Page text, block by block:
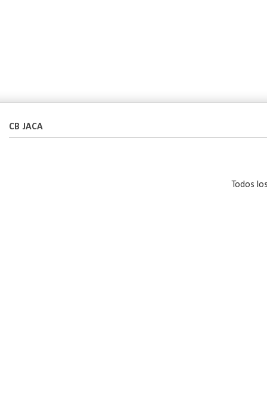
CB JACA
Todos